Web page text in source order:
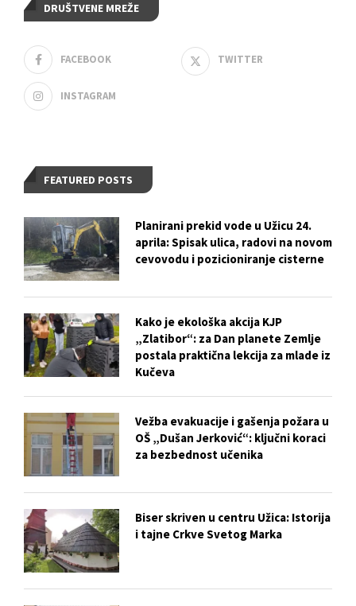
DRUŠTVENE MREŽE
FACEBOOK TWITTER
INSTAGRAM
FEATURED POSTS
Planirani prekid vode u Užicu 24.
aprila: Spisak ulica, radovi na novom
cevovodu i pozicioniranje cisterne
Kako je ekološka akcija KJP
„Zlatibor“: za Dan planete Zemlje
postala praktična lekcija za mlade iz
Kučeva
Vežba evakuacije i gašenja požara u
OŠ „Dušan Jerković“: ključni koraci
za bezbednost učenika
Biser skriven u centru Užica: Istorija
i tajne Crkve Svetog Marka